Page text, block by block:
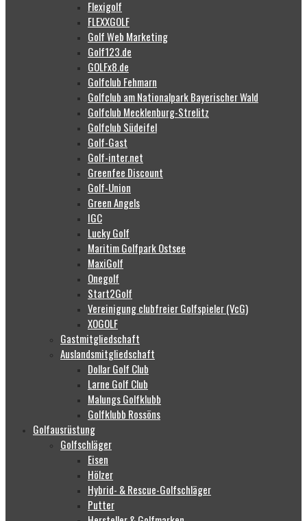
Flexigolf
FLEXXGOLF
Golf Web Marketing
Golf123.de
GOLFx8.de
Golfclub Fehmarn
Golfclub am Nationalpark Bayerischer Wald
Golfclub Mecklenburg-Strelitz
Golfclub Südeifel
Golf-Gast
Golf-inter.net
Greenfee Discount
Golf-Union
Green Angels
IGC
Lucky Golf
Maritim Golfpark Ostsee
MaxiGolf
Onegolf
Start2Golf
Vereinigung clubfreier Golfspieler (VcG)
XOGOLF
Gastmitgliedschaft
Auslandsmitgliedschaft
Dollar Golf Club
Larne Golf Club
Malungs Golfklubb
Golfklubb Rossöns
Golfausrüstung
Golfschläger
Eisen
Hölzer
Hybrid- & Rescue-Golfschläger
Putter